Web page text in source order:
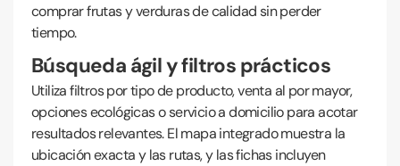
comprar frutas y verduras de calidad sin perder
tiempo.
Búsqueda ágil y filtros prácticos
Utiliza filtros por tipo de producto, venta al por mayor,
opciones ecológicas o servicio a domicilio para acotar
resultados relevantes. El mapa integrado muestra la
ubicación exacta y las rutas, y las fichas incluyen